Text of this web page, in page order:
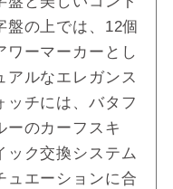
盤の上では、12個
ワーマーカーとし
アルなエレガンス
ッチには、バタフ
ーのカーフスキ
ック交換システム
ュエーションに合